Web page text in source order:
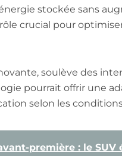
stockée sans
crucial pour
soulève des
pourrait offrir une
selon les
première : le SUV